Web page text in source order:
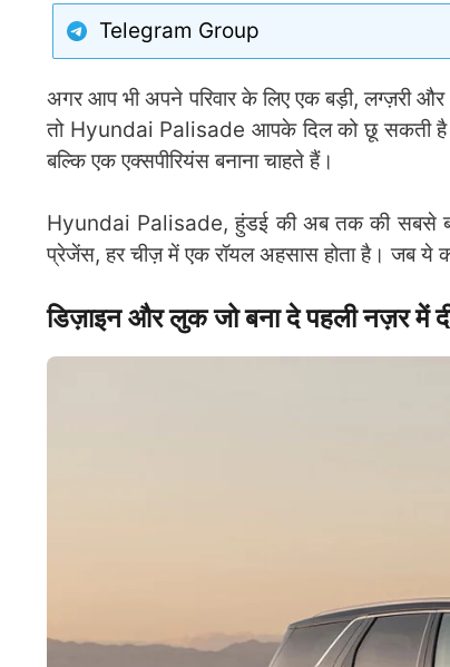
Telegram Group
अगर आप भी अपने परिवार के लिए एक बड़ी, लग्ज़री
तो Hyundai Palisade आपके दिल को छू सकती है।
बल्कि एक एक्सपीरियंस बनाना चाहते हैं।
Hyundai Palisade, हुंडई की अब तक की सबसे
प्रेजेंस, हर चीज़ में एक रॉयल अहसास होता है। जब ये
डिज़ाइन और लुक जो बना दे पहली नज़र में